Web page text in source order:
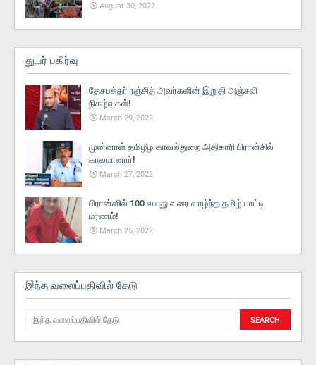
August 30, 2022
துயர் பகிர்வு
தேசபக்தர் ரஞ்சித் அவர்களின் இறுதி அஞ்சலி
நிகழ்வுகள்!
March 29, 2022
முன்னாள் தமிழீழ காவல்துறை அதிகாரி பிரான்சில்
காலமானார்!
March 27, 2022
பிரான்ஸில் 100 வயது வரை வாழ்ந்த தமிழ் பாட்டி
மரணம்!
March 25, 2022
இந்த வலைப்பதிவில் தேடு